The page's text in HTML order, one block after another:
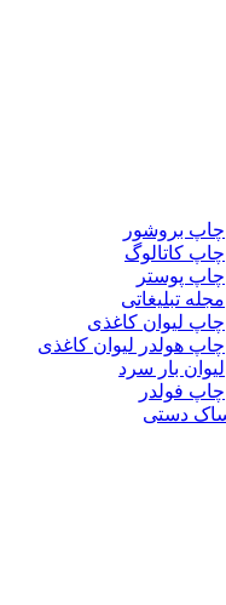
چاپ بروشور
چاپ کاتالوگ
چاپ پوستر
مجله تبلیغاتی
چاپ لیوان کاغذی
چاپ هولدر لیوان کاغذی
لیوان بار سرد
چاپ فولدر
ساک دستی